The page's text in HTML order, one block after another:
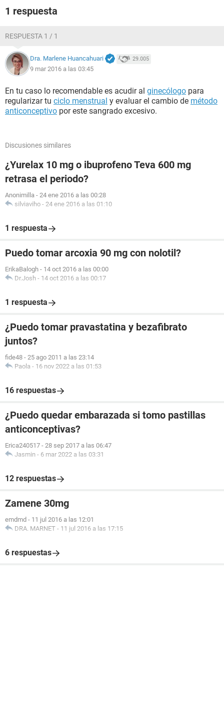
1 respuesta
RESPUESTA 1 / 1
Dra. Marlene Huancahuari 29.005
9 mar 2016 a las 03:45
En tu caso lo recomendable es acudir al ginecólogo para
regularizar tu ciclo menstrual y evaluar el cambio de método
anticonceptivo por este sangrado excesivo.
Discusiones similares
¿Yurelax 10 mg o ibuprofeno Teva 600 mg
retrasa el periodo?
Anonimilla - 24 ene 2016 a las 00:28
silviaviho - 24 ene 2016 a las 01:10
1 respuesta
Puedo tomar arcoxia 90 mg con nolotil?
ErikaBalogh - 14 oct 2016 a las 00:00
Dr.Josh - 14 oct 2016 a las 00:17
1 respuesta
¿Puedo tomar pravastatina y bezafibrato
juntos?
fide48 - 25 ago 2011 a las 23:14
Paola - 16 nov 2022 a las 01:53
16 respuestas
¿Puedo quedar embarazada si tomo pastillas
anticonceptivas?
Erica240517 - 28 sep 2017 a las 06:47
Jasmin - 6 mar 2022 a las 03:31
12 respuestas
Zamene 30mg
emdmd - 11 jul 2016 a las 12:01
DRA. MARNET - 11 jul 2016 a las 17:15
6 respuestas